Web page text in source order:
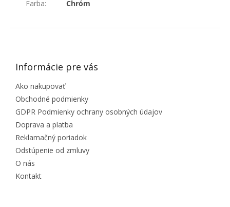
Farba: Chróm
ZÁPÄTIE
Informácie pre vás
Ako nakupovať
Obchodné podmienky
GDPR Podmienky ochrany osobných údajov
Doprava a platba
Reklamačný poriadok
Odstúpenie od zmluvy
O nás
Kontakt